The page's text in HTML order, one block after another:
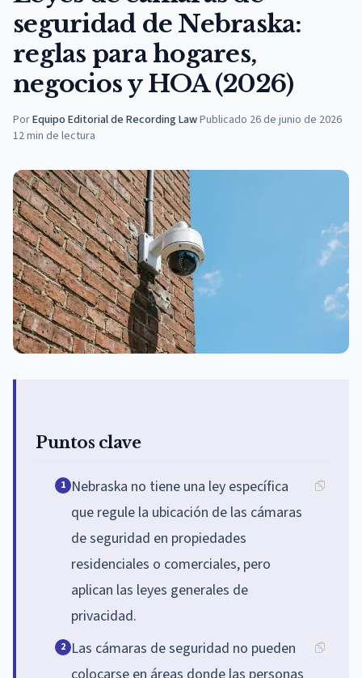
seguridad de Nebraska:
reglas para hogares,
negocios y HOA (2026)
PorEquipo Editorial de Recording Law·Publicado 26 de junio de 2026
12min de lectura
Puntos clave
1 Nebraska no tiene una ley específica
que regule la ubicación de las cámaras
de seguridad en propiedades
residenciales o comerciales, pero
aplican las leyes generales de
privacidad.
2 Las cámaras de seguridad no pueden